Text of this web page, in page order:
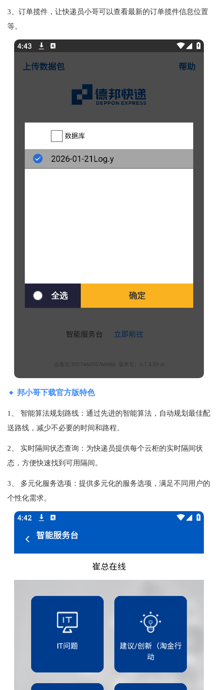
3、订单揽件，让快递员小哥可以查看最新的订单揽件信息位置
等。
邦小哥下载官方版特色
1、 智能算法规划路线：通过先进的智能算法，自动规划最佳配
送路线，减少不必要的时间和路程。
2、 实时隔间状态查询：为快递员提供每个云柜的实时隔间状
态，方便快速找到可用隔间。
3、 多元化服务选项：提供多元化的服务选项，满足不同用户的
个性化需求。